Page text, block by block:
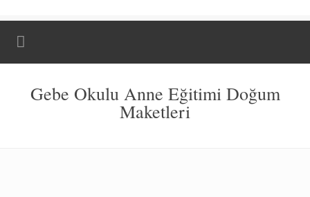
Gebe Okulu Anne Eğitimi Doğum
Maketleri